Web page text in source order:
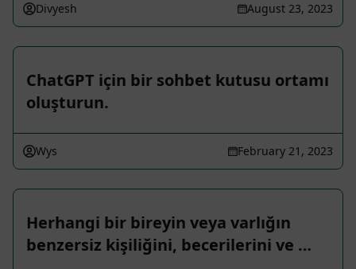
Divyesh August 23, 2023
ChatGPT için bir sohbet kutusu ortamı
oluşturun.
Wys February 21, 2023
Herhangi bir bireyin veya varlığın
benzersiz kişiliğini, becerilerini ve …